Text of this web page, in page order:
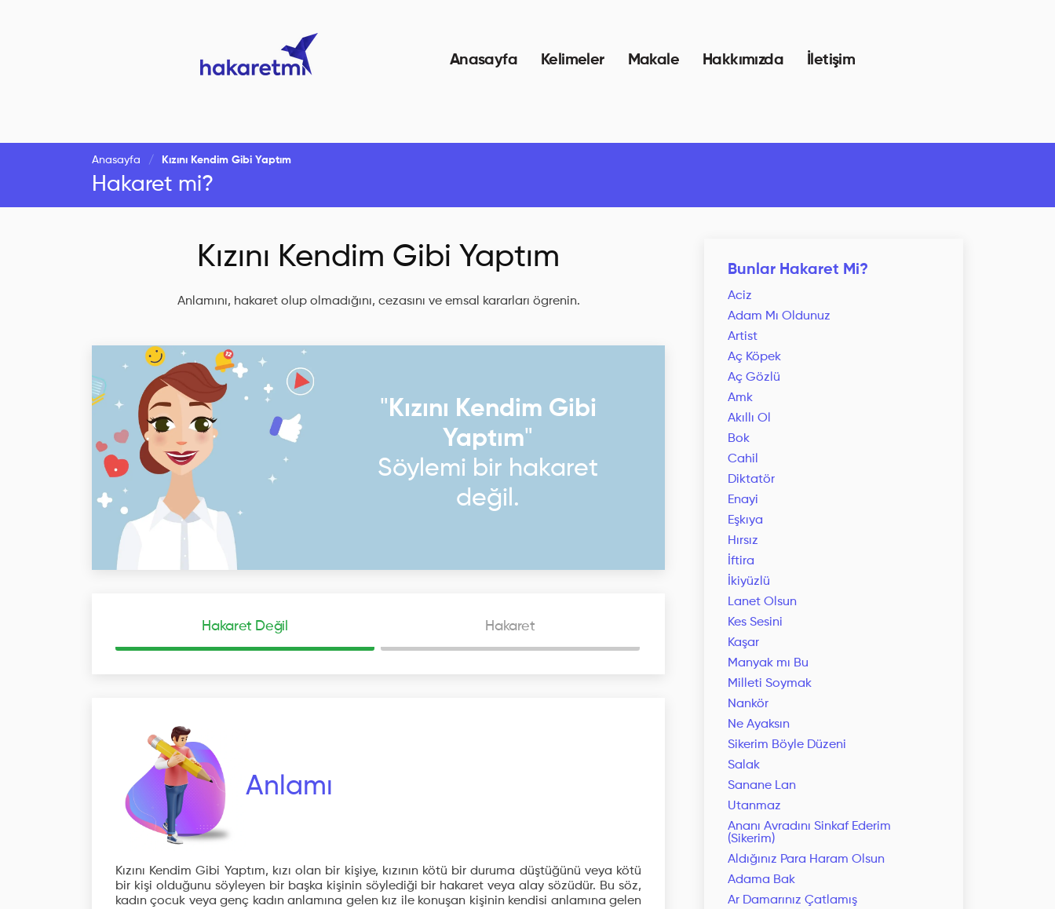
Anasayfa Kelimeler Makale Hakkımızda İletişim
Anasayfa Kızını Kendim Gibi Yaptım
Hakaret mi?
Kızını Kendim Gibi Yaptım
Anlamını, hakaret olup olmadığını, cezasını ve emsal kararları ögrenin.
" Kızını Kendim Gibi
Yaptım"
Söylemi bir hakaret
değil.
Hakaret Değil Hakaret
Anlamı
Kızını Kendim Gibi Yaptım, kızı olan bir kişiye, kızının kötü bir duruma düştüğünü veya kötü
bir kişi olduğunu söyleyen bir başka kişinin söylediği bir hakaret veya alay sözüdür. Bu söz,
kadın çocuk veya genç kadın anlamına gelen kız ile konuşan kişinin kendisi anlamına gelen
Bunlar Hakaret Mi?
Aciz
Adam Mı Oldunuz
Artist
Aç Köpek
Aç Gözlü
Amk
Akıllı Ol
Bok
Cahil
Diktatör
Enayi
Eşkıya
Hırsız
İftira
İkiyüzlü
Lanet Olsun
Kes Sesini
Kaşar
Manyak mı Bu
Milleti Soymak
Nankör
Ne Ayaksın
Sikerim Böyle Düzeni
Salak
Sanane Lan
Utanmaz
Ananı Avradını Sinkaf Ederim
(Sikerim)
Aldığınız Para Haram Olsun
Adama Bak
Ar Damarınız Çatlamış